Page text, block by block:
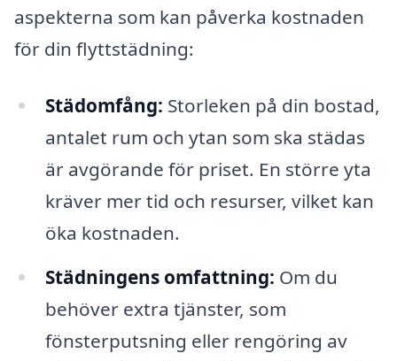
aspekterna som kan påverka kostnaden
för din flyttstädning:
Städomfång: Storleken på din bostad,
antalet rum och ytan som ska städas
är avgörande för priset. En större yta
kräver mer tid och resurser, vilket kan
öka kostnaden.
Städningens omfattning: Om du
behöver extra tjänster, som
fönsterputsning eller rengöring av